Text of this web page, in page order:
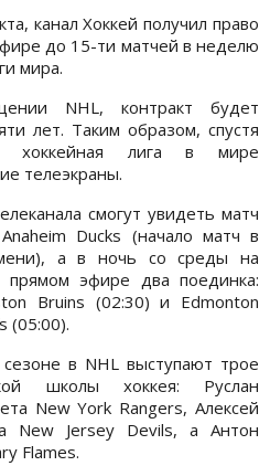
канал Хоккей получил право
до 15-ти матчей в неделю
мира.
NHL, контракт будет
лет. Таким образом, спустя
хоккейная лига в мире
телеэкраны.
смогут увидеть матч
Ducks (начало матч в
а в ночь со среды на
прямом эфире два поединка:
Bruins (02:30) и Edmonton
(05:00).
в NHL выступают трое
школы хоккея: Руслан
New York Rangers, Алексей
New Jersey Devils, а Антон
Flames.